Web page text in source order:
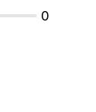
0